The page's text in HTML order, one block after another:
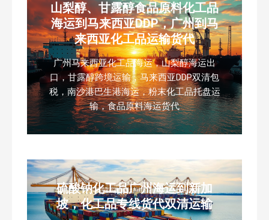
山梨醇、甘露醇食品原料化工品
海运到马来西亚DDP，广州到马
来西亚化工品运输货代
广州马来西亚化工品海运，山梨醇海运出
口，甘露醇跨境运输，马来西亚DDP双清包
税，南沙港巴生港海运，粉末化工品托盘运
输，食品原料海运货代
硫酸钠化工品广州海运到新加
坡，化工品专线货代双清运输